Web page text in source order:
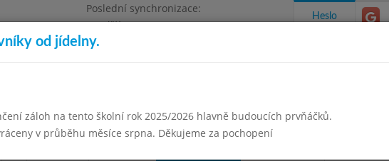
Poslední synchronizace:
Pondělí 3.8.2026 18:05
Omezení objednávek
organizace
Heslo
od jídelny.
záloh na tento školní rok 2025/2026 hlavně budoucích prvňáčků.
v průběhu měsíce srpna. Děkujeme za pochopení